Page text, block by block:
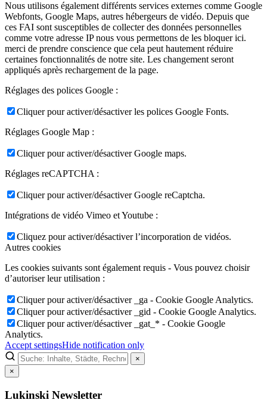
Nous utilisons également différents services externes comme Google
Webfonts, Google Maps, autres hébergeurs de vidéo. Depuis que
ces FAI sont susceptibles de collecter des données personnelles
comme votre adresse IP nous vous permettons de les bloquer ici.
merci de prendre conscience que cela peut hautement réduire
certaines fonctionnalités de notre site. Les changement seront
appliqués après rechargement de la page.
Réglages des polices Google :
Cliquer pour activer/désactiver les polices Google Fonts.
Réglages Google Map :
Cliquer pour activer/désactiver Google maps.
Réglages reCAPTCHA :
Cliquer pour activer/désactiver Google reCaptcha.
Intégrations de vidéo Vimeo et Youtube :
Cliquez pour activer/désactiver l’incorporation de vidéos.
Autres cookies
Les cookies suivants sont également requis - Vous pouvez choisir
d’autoriser leur utilisation :
Cliquer pour activer/désactiver _ga - Cookie Google Analytics.
Cliquer pour activer/désactiver _gid - Cookie Google Analytics.
Cliquer pour activer/désactiver _gat_* - Cookie Google
Analytics.
Accept settingsHide notification only
×
×
Lukinski Newsletter